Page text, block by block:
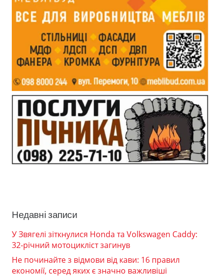
Недавні записи
У Звягелі зіткнулися Honda та Volkswagen Caddy:
32-річний мотоцикліст загинув
Не починайте з відмови від кави: 16 правил
економії, серед яких є значно важливіші